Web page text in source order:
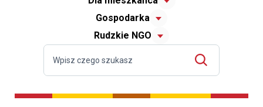
Gospodarka
Rudzkie NGO